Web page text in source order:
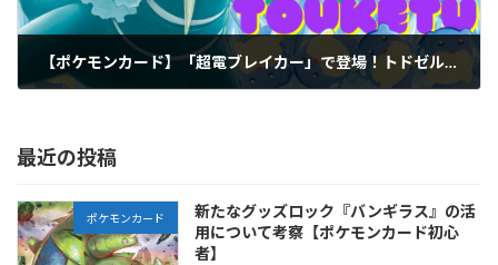
【ポケモンカード】「超電ブレイカー」で登場！トドゼルガについて考察【ポケカ考察】
最近の投稿
ポケモンカード
新たなグッズロック『バンギラス』の活
用について考察【ポケモンカード初心
者】